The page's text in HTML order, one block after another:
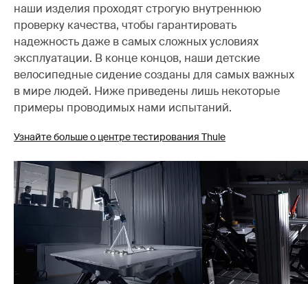
наши изделия проходят строгую внутреннюю
проверку качества, чтобы гарантировать
надежность даже в самых сложных условиях
эксплуатации. В конце концов, наши детские
велосипедные сидение созданы для самых важных
в мире людей. Ниже приведены лишь некоторые
примеры проводимых нами испытаний.
Узнайте больше о центре тестирования Thule